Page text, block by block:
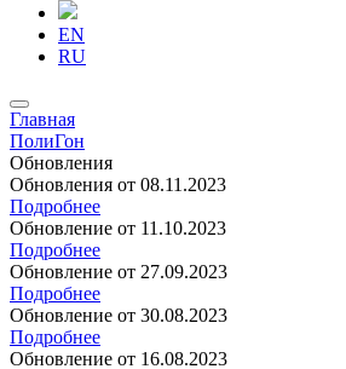
EN
RU
Главная
ПолиГон
Обновления
Обновления от 08.11.2023
Подробнее
Обновление от 11.10.2023
Подробнее
Обновление от 27.09.2023
Подробнее
Обновление от 30.08.2023
Подробнее
Обновление от 16.08.2023